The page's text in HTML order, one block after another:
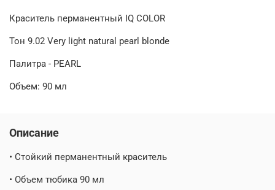
Краситель перманентный IQ COLOR
Тон 9.02 Very light natural pearl blonde
Палитра - PEARL
Объем: 90 мл
Описание
• Стойкий перманентный краситель
• Объем тюбика 90 мл